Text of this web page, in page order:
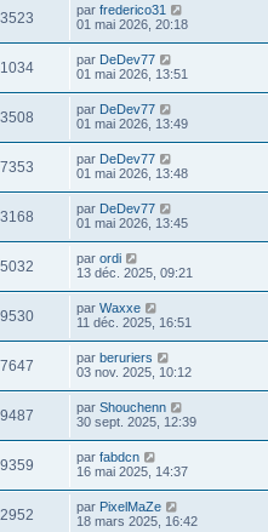
par frederico31
01 mai 2026, 20:18
par DeDev77
01 mai 2026, 13:51
par DeDev77
01 mai 2026, 13:49
par DeDev77
01 mai 2026, 13:48
par DeDev77
01 mai 2026, 13:45
par ordi
13 déc. 2025, 09:21
par Waxxe
11 déc. 2025, 16:51
par beruriers
03 nov. 2025, 10:12
par Shouchenn
30 sept. 2025, 12:39
par fabdcn
16 mai 2025, 14:37
par PixelMaZe
18 mars 2025, 16:42